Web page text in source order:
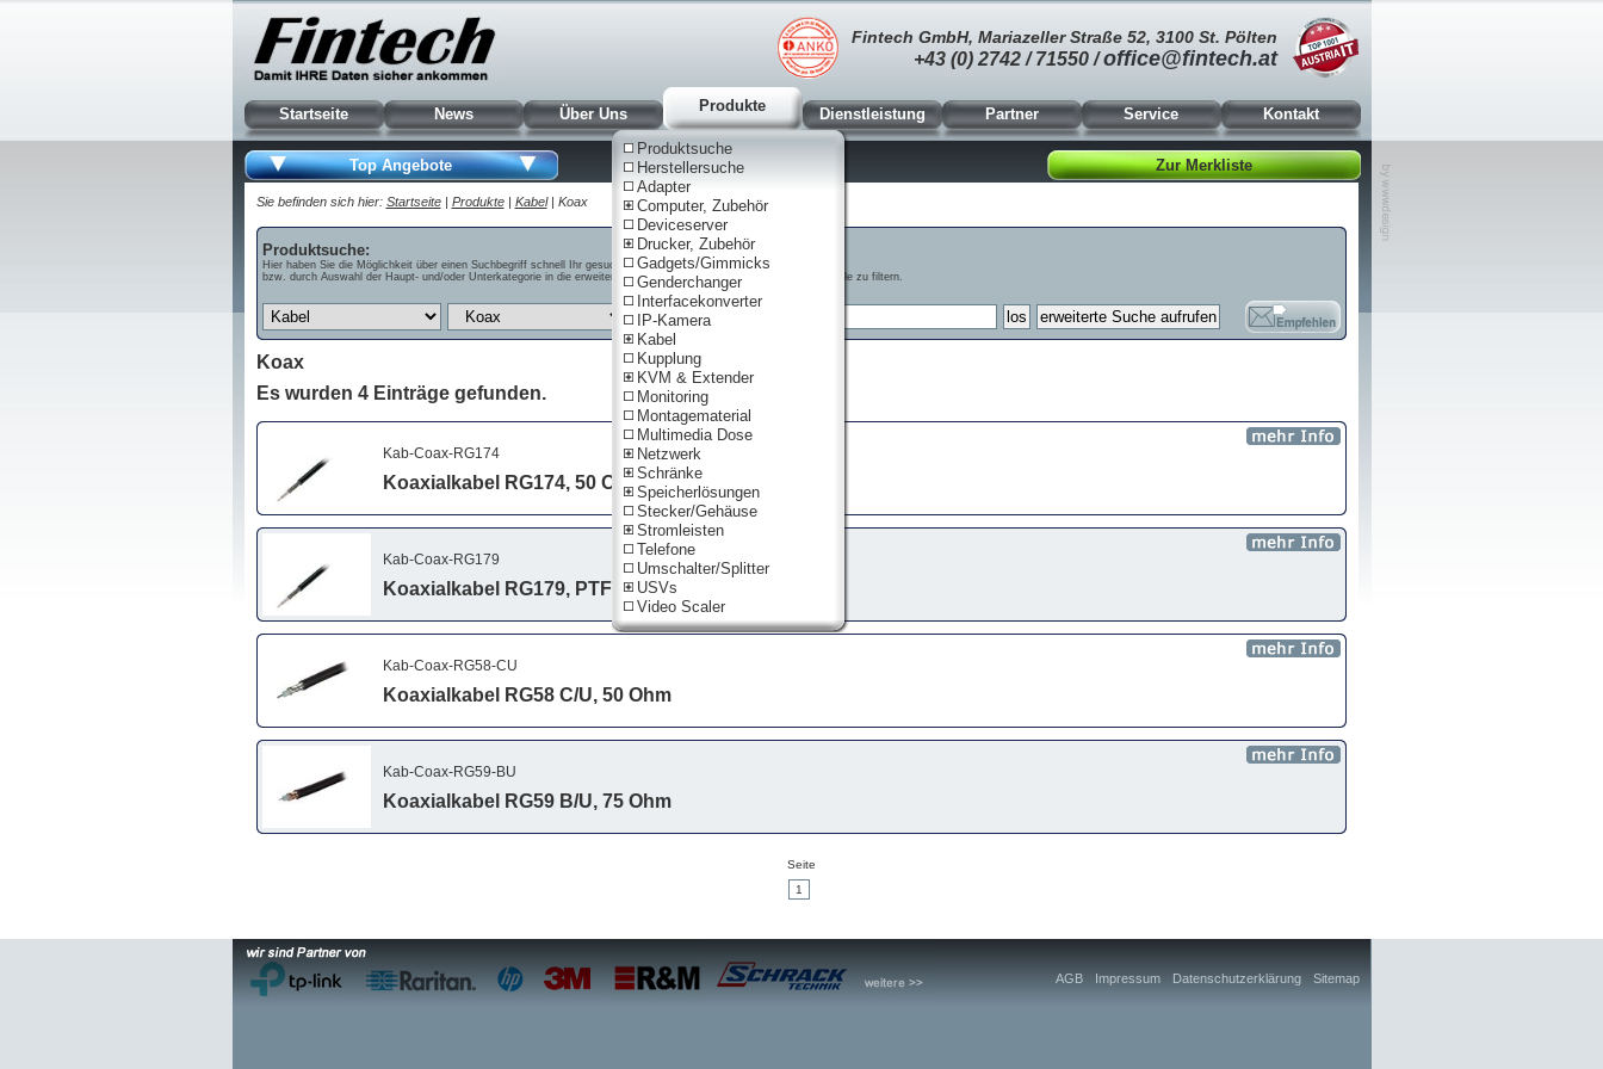
Fintech GmbH, Mariazeller Straße 52, 3100 St. Pölten
+43 (0) 2742 / 71550 /office@fintech.at
Startseite News Über Uns Produkte
Produktsuche
Herstellersuche
Adapter
Computer, Zubehör
Deviceserver
Drucker, Zubehör
Gadgets/Gimmicks
Genderchanger
Interfacekonverter
IP-Kamera
Kabel
Kupplung
KVM & Extender
Monitoring
Montagematerial
Multimedia Dose
Netzwerk
Schränke
Speicherlösungen
Stecker/Gehäuse
Stromleisten
Telefone
Umschalter/Splitter
USVs
Video Scaler
Dienstleistung Partner Service Kontakt
Top Angebote Zur Merkliste
Sie befinden sich hier: Startseite| Produkte| Kabel| Koax
Produktsuche:
Hier haben Sie die Möglichkeit über einen Suchbegriff schnell Ihr gesuchtes Produkt zu finden
bzw. durch Auswahl der Haupt- und/oder Unterkategorie in die erweiterte Suche zu gelangen, um bestimmte Merkmale zu filtern.
Koax
Es wurden 4 Einträge gefunden.
Kab-Coax-RG174
Koaxialkabel RG174, 50 Ohm
Kab-Coax-RG179
Koaxialkabel RG179, PTFE, 75 Ohm
Kab-Coax-RG58-CU
Koaxialkabel RG58 C/U, 50 Ohm
Kab-Coax-RG59-BU
Koaxialkabel RG59 B/U, 75 Ohm
Seite
1
AGB Impressum Datenschutzerklärung Sitemap